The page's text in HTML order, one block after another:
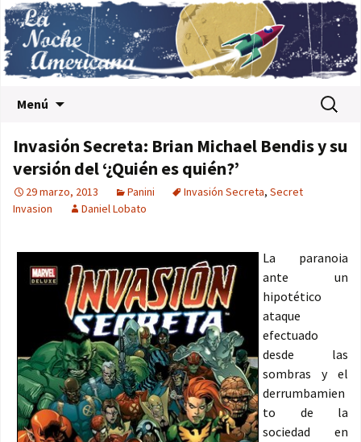
Menú Buscar:
Invasión Secreta: Brian Michael Bendis y su
versión del ‘¿Quién es quién?’
29 marzo, 2013 Panini Invasión Secreta, Secret
Invasion
Daniel Lobato
La paranoia
ante un
hipotético
ataque
efectuado
desde las
sombras y el
derrumbamien
to de la
sociedad en